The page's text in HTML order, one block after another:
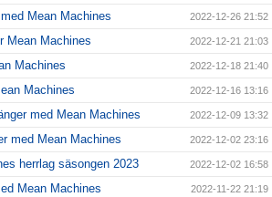
Mean Machines 2022-12-26 21:52
Mean Machines 2022-12-21 21:03
Machines 2022-12-18 21:40
Machines 2022-12-16 13:16
med Mean Machines 2022-12-09 13:32
med Mean Machines 2022-12-02 23:16
herrlag säsongen 2023 2022-12-02 16:58
Mean Machines 2022-11-22 21:19